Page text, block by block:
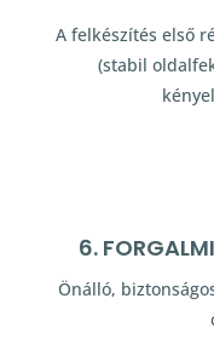
A felkészítés első
(stabil
6.
Önálló,